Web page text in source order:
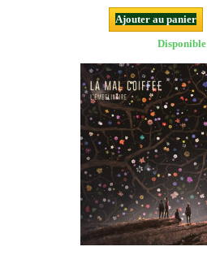
Ajouter au panier
Disponible